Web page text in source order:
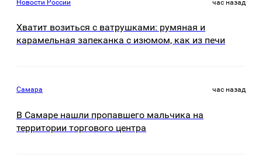
Новости России час назад
Хватит возиться с ватрушками: румяная и
карамельная запеканка с изюмом, как из печи
Самара час назад
В Самаре нашли пропавшего мальчика на
территории торгового центра